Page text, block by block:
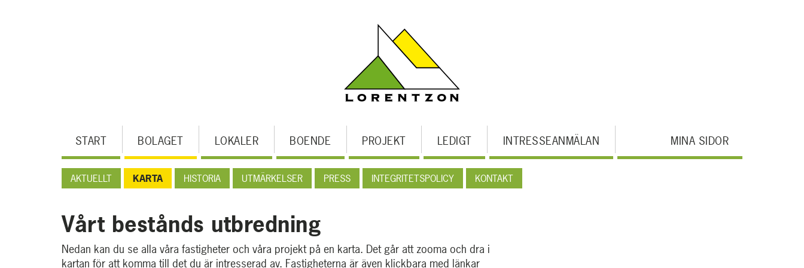
START
BOLAGET LOKALER BOENDE PROJEKT LEDIGT INTRESSEANMÄLAN MINA SIDOR
AKTUELLT KARTA HISTORIA UTMÄRKELSER PRESS INTEGRITETSPOLICY KONTAKT
Vårt bestånds utbredning
Nedan kan du se alla våra fastigheter och våra projekt på en karta. Det går att zooma och dra i
kartan för att komma till det du är intresserad av. Fastigheterna är även klickbara med länkar